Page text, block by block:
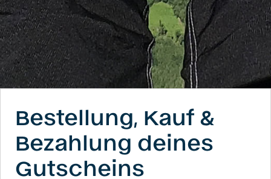
Bestellung, Kauf &
Bezahlung deines
Gutscheins